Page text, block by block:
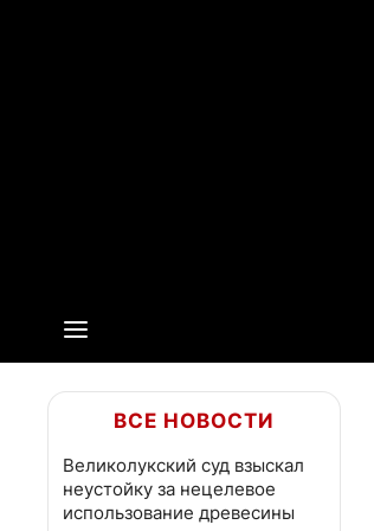
ВСЕ НОВОСТИ
Великолукский суд взыскал
неустойку за нецелевое
использование древесины